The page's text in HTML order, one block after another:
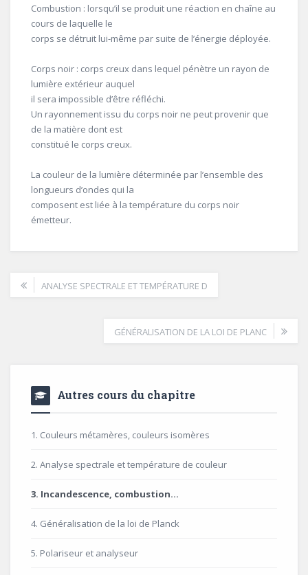
Combustion : lorsqu’il se produit une réaction en chaîne au
cours de laquelle le
corps se détruit lui-même par suite de l’énergie déployée.
Corps noir : corps creux dans lequel pénètre un rayon de
lumière extérieur auquel
il sera impossible d’être réfléchi.
Un rayonnement issu du corps noir ne peut provenir que
de la matière dont est
constitué le corps creux.
La couleur de la lumière déterminée par l’ensemble des
longueurs d’ondes qui la
composent est liée à la température du corps noir
émetteur.
ANALYSE SPECTRALE ET TEMPÉRATURE D
GÉNÉRALISATION DE LA LOI DE PLANC
Autres cours du chapitre
1. Couleurs métamères, couleurs isomères
2. Analyse spectrale et température de couleur
3. Incandescence, combustion...
4. Généralisation de la loi de Planck
5. Polariseur et analyseur